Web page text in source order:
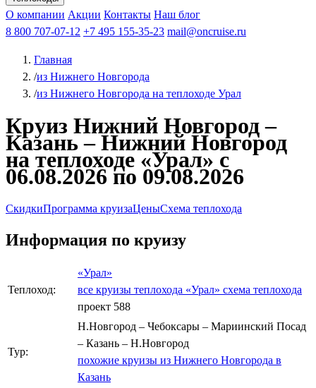
Чебоксарыиз Волгоградаиз Саратова Все города
КазаньВ Нижний НовгородВ ПермьВ Ростов-на-Дону
РыбинскНа СоловкиНа ВалаамПо ОкеПо Енисею
Афанасий Никитин Октябрьская революция
ФединАлександр СвешниковИван
МироновА.С.Попов
О компании Акции Контакты Наш блог
8 800 707-07-12 +7 495 155-35-23 mail@oncruise.ru
Главная
/из Нижнего Новгорода
/из Нижнего Новгорода на теплоходе Урал
Круиз Нижний Новгород –
Казань – Нижний Новгород
на теплоходе «Урал» с
06.08.2026 по 09.08.2026
СкидкиПрограмма круизаЦеныСхема теплохода
Информация по круизу
Теплоход:
«Урал»
все круизы теплохода «Урал» схема теплохода
проект 588
Тур:
Н.Новгород – Чебоксары – Мариинский Посад
– Казань – Н.Новгород
похожие круизы из Нижнего Новгорода в
Казань